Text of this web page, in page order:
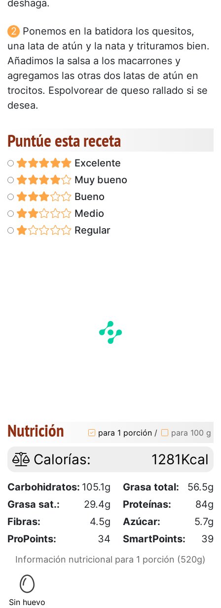
deshaga.
Ponemos en la batidora los quesitos,
una lata de atún y la nata y trituramos bien.
Añadimos la salsa a los macarrones y
agregamos las otras dos latas de atún en
trocitos. Espolvorear de queso rallado si se
desea.
Puntúe esta receta
Excelente
Muy bueno
Bueno
Medio
Regular
Nutrición para 1 porción / para 100 g
Calorías: 1281Kcal
Carbohidratos: 105.1g Grasa total:
56.5g
Grasa sat.:
29.4g Proteínas:
84g
Fibras:
4.5g Azúcar:
5.7g
ProPoints:
34 SmartPoints: 39
Información nutricional para 1 porción (520g)
Sin huevo